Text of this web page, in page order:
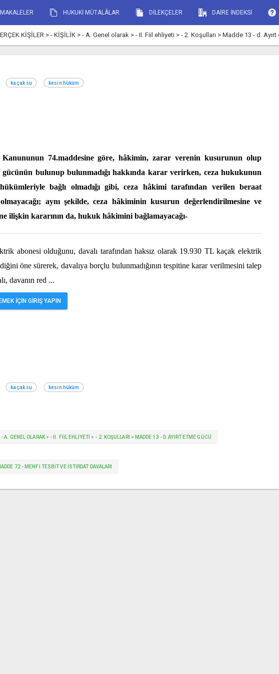
MAKALELER HUKUKİ MÜTALÂLAR DİLEKÇELER DAİRE İNDEKSİ
KİŞİLER > - KİŞİLİK > - A. Genel olarak > - II. Fiil ehliyeti > - 2. Koşulları > Madde 13 - d.
kaçak su kesin hüküm
74.maddesine göre, hâkimin, zarar verenin kusurunun olup
gücünün bulunup bulunmadığı hakkında karar verirken, ceza hukukunun
bağlı olmadığı gibi, ceza hâkimi tarafından verilen beraat
aynı şekilde, ceza hâkiminin kusurun değerlendirilmesine ve
ilişkin kararının da, hukuk hâkimini bağlamayacağı-
abonesi olduğunu, davalı tarafından haksız olarak 19.930 TL kaçak elektrik
öne sürerek, davalıya borçlu bulunmadığının tespitine karar verilmesini talep
davanın red ...
İÇİN GİRİŞ YAPIN
kaçak su kesin hüküm
GENEL OLARAK > - II. FIIL EHLIYETI > - 2. KOŞULLARI > MADDE 13 - D. AYIRT ETME GÜCÜ
72 - MENFI TESBIT VE ISTIRDAT DAVALARI